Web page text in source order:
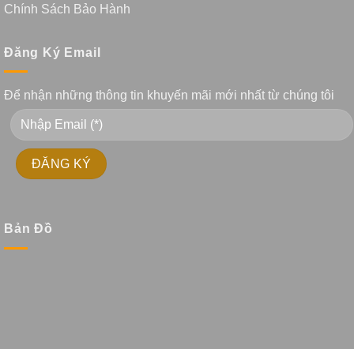
Chính Sách Bảo Hành
Đăng Ký Email
Để nhận những thông tin khuyến mãi mới nhất từ chúng tôi
Bản Đồ